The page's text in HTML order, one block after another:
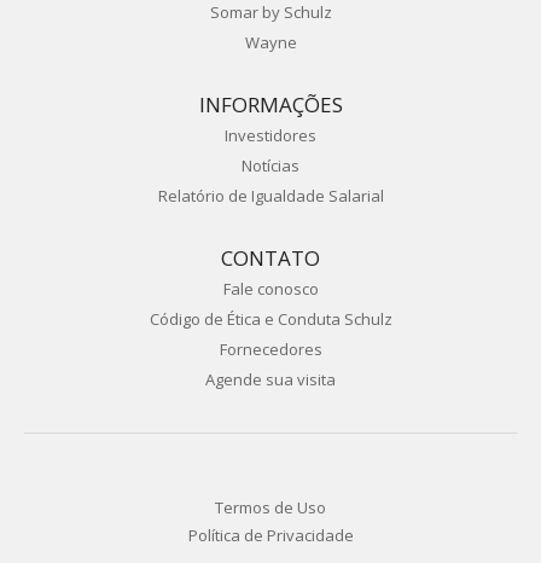
Somar by Schulz
Wayne
INFORMAÇÕES
Investidores
Notícias
Relatório de Igualdade Salarial
CONTATO
Fale conosco
Código de Ética e Conduta Schulz
Fornecedores
Agende sua visita
Termos de Uso
Política de Privacidade